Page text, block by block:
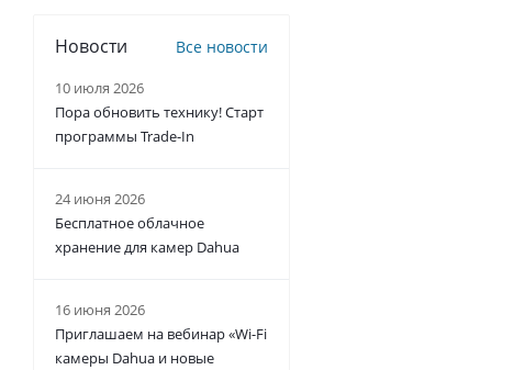
Новости Все новости
10 июля 2026
Пора обновить технику! Старт
программы Trade-In
24 июня 2026
Бесплатное облачное
хранение для камер Dahua
16 июня 2026
Приглашаем на вебинар «Wi-Fi
камеры Dahua и новые